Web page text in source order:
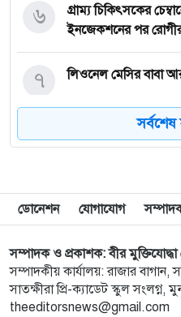
গ্রাম্য চিকিৎসকের
ইনজেকশনের পর
৬
লিওনেল মেসির বাবা
৭
এসএসসি পরীক্ষার ফল
৮
‘হাসিনা কার্ড’
সম্পর্ক হয় না: স্বরাষ্ট্রমন্ত্রী
৯
‘আমি তাদের হাতেনাতে
নিয়ে শ্বেতা
১০
ডোনেশন যোগাযোগ
সম্পাদক ও প্রকাশক: বীর
সম্পাদকীয় কার্যালয়: রাজার বাগান,
সাতক্ষীরা প্রি-ক্যাডেট স্কুল
theeditorsnews@gmail.com